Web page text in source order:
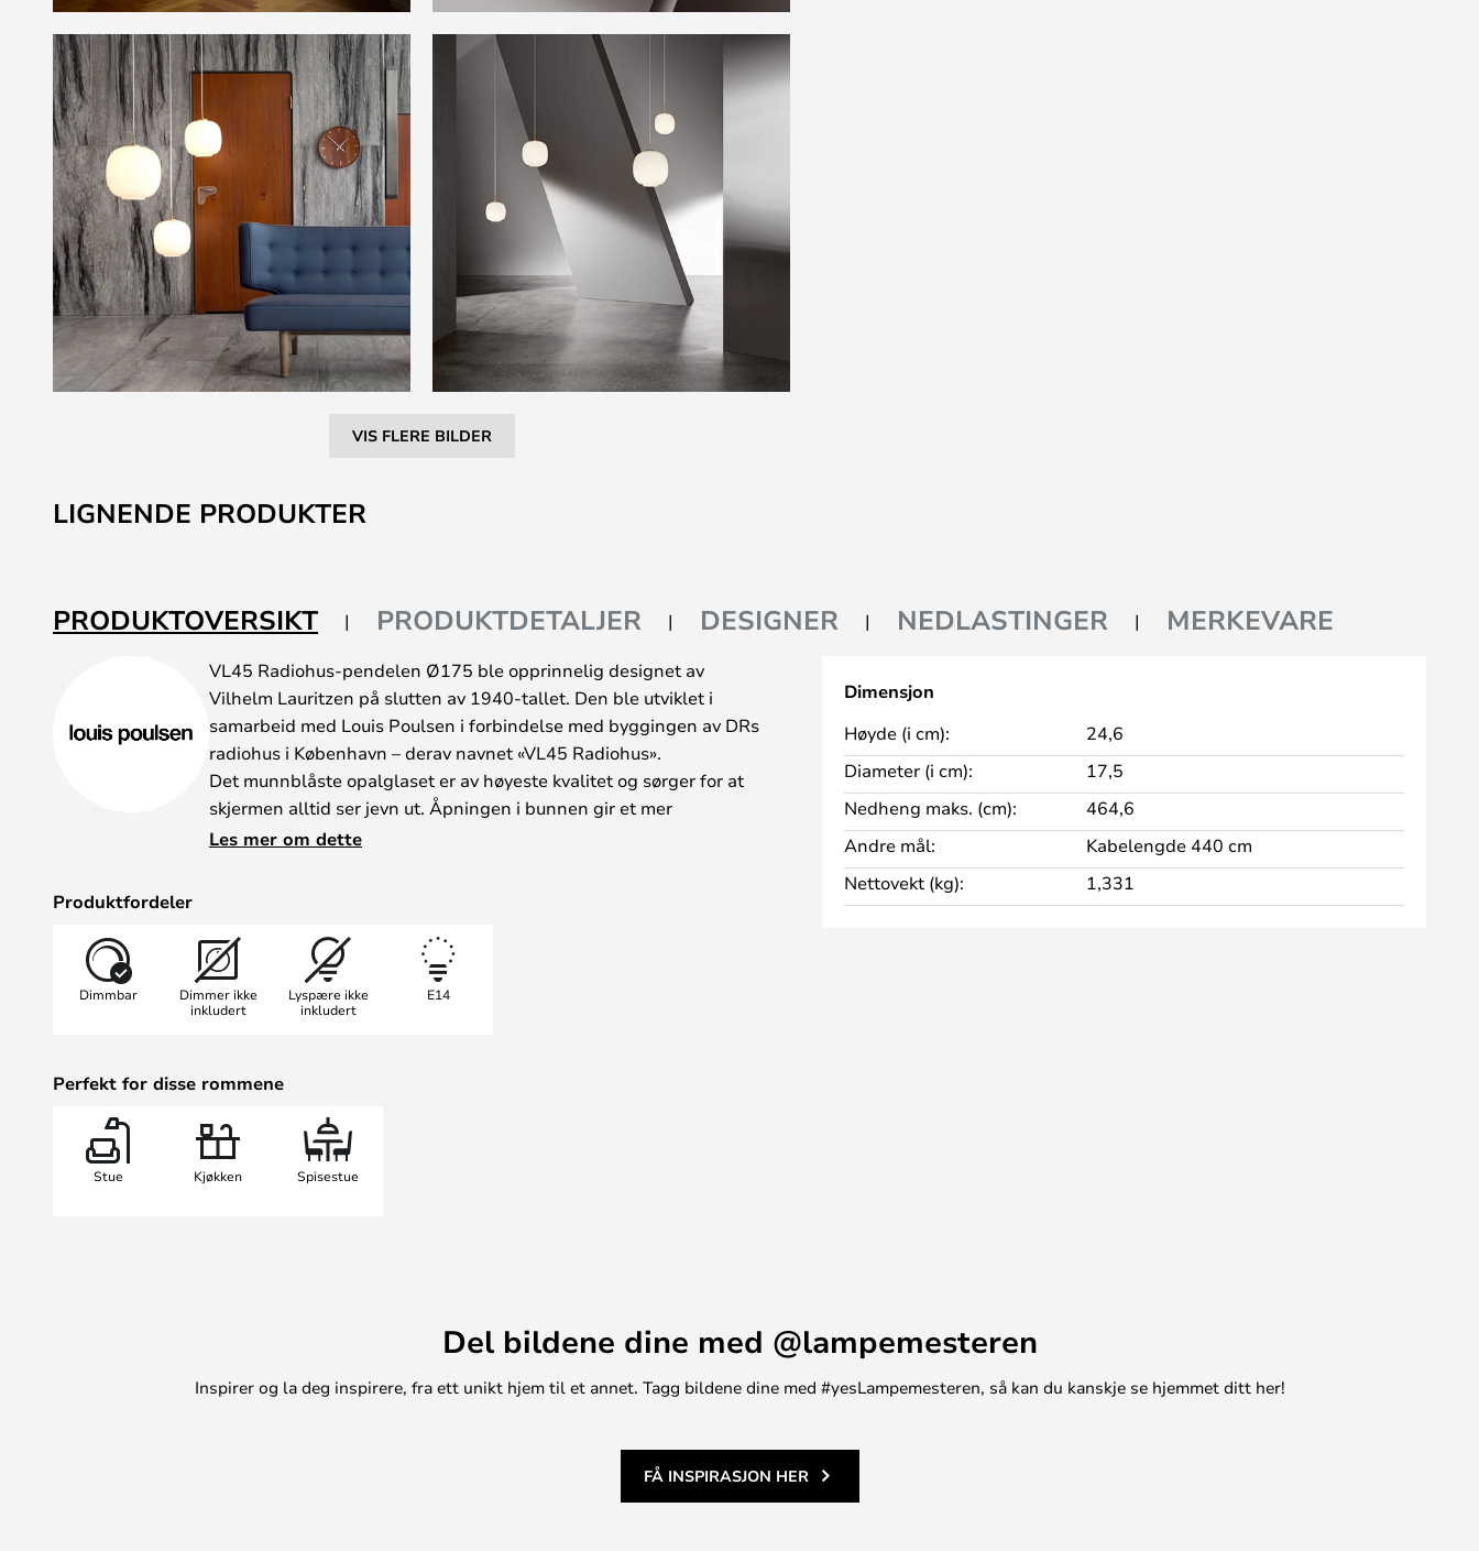
VIS FLERE BILDER
til
begynnelsen
LIGNENDE PRODUKTER
PRODUKTOVERSIKT PRODUKTDETALJER DESIGNER NEDLASTINGER MERKEVARE
VL45 Radiohus-pendelen Ø175 ble opprinnelig designet av
Vilhelm Lauritzen på slutten av 1940-tallet. Den ble utviklet i
samarbeid med Louis Poulsen i forbindelse med byggingen av DRs
radiohus i København – derav navnet «VL45 Radiohus».
Det munnblåste opalglaset er av høyeste kvalitet og sørger for at
skjermen alltid ser jevn ut. Åpningen i bunnen gir et mer
konsentrert lys, samtidig som det spres et diffust lys i omgivelsene.
perfekt inn i moderne interiør, hvor messing fortsatt er
representert. I kombinasjon med den hvite glasskjermen får lampen
et raffinert og unikt utseende som passer til de fleste hjem og
Les mer om dette
Produktfordeler
Dimmbar
Dimmer ikke
inkludert
Lyspære ikke
inkludert
E14
Perfekt for disse rommene
Stue Kjøkken Spisestue
Dimensjon
Høyde (i cm):
24,6
Diameter (i cm):
17,5
Nedheng maks. (cm):
464,6
Andre mål:
Kabelengde 440 cm
Nettovekt (kg):
1,331
Del bildene dine med @lampemesteren
Inspirer og la deg inspirere, fra ett unikt hjem til et annet. Tagg bildene dine med #yesLampemesteren, så kan du kanskje se hjemmet ditt her!
FÅ INSPIRASJON HER